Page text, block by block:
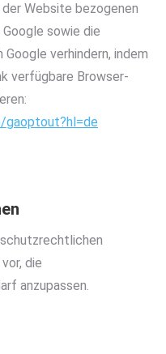
Website bezogenen
sowie die
verhindern, indem
verfügbare Browser-
die
anzupassen.